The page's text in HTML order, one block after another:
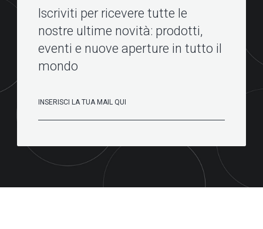
Iscriviti per ricevere tutte le
nostre ultime novità: prodotti,
eventi e nuove aperture in tutto il
mondo